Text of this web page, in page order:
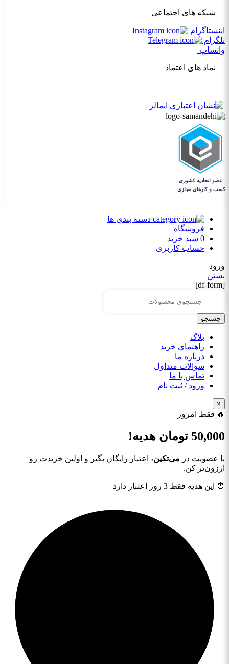
شبکه های اجتماعی
اینستاگرام
تلگرام
واتساپ
نماد های اعتماد
دسته بندی ها
فروشگاه
0 سبد خرید
حساب کاربری
ورود
بستن
[df-form]
جستجو
بلاگ
راهنمای خرید
درباره ما
سوالات متداول
تماس با ما
ورود / ثبت نام
×
🔥 فقط امروز
50,000 تومان هدیه!
با عضویت در می‌تکین، اعتبار رایگان بگیر و اولین خریدت رو
ارزون‌تر کن.
⏰ این هدیه فقط 3 روز اعتبار دارد